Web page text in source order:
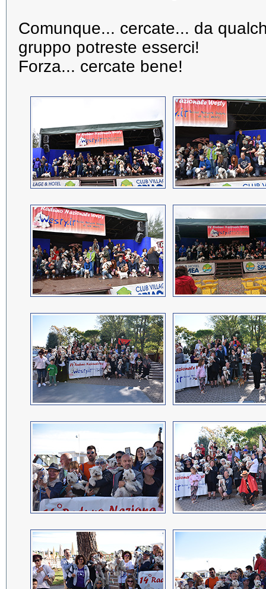
Comunque... cercate... da
gruppo potreste esserci!
Forza... cercate bene!